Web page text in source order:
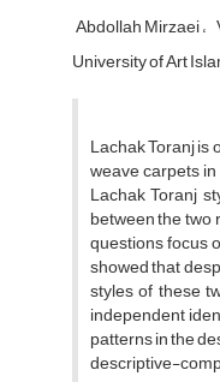
Abdollah Mirzaei
University of Art
Lachak Toranj is
weave carpets
Lachak Toranj
between the
questions focus
showed that
styles of these
independent
patterns in the
descriptive-